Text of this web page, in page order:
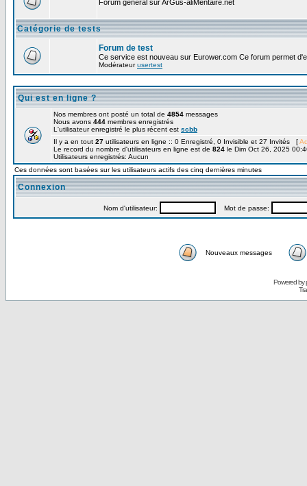
Forum général sur ArGus-aliMentaire.net
Catégorie de tests
Forum de test
Ce service est nouveau sur Eurower.com Ce forum permet
Modérateurusertest
Qui est en ligne ?
Nos membres ont posté un total de 4854 messages
Nous avons 444 membres enregistrés
L'utilisateur enregistré le plus récent est scbb
Il y a en tout 27 utilisateurs en ligne :: 0 Enregistré, 0 Invisible et 27 Invités [
Le record du nombre d'utilisateurs en ligne est de 824 le Dim Oct 26, 2025
Utilisateurs enregistrés: Aucun
Ces données sont basées sur les utilisateurs actifs des cinq dernières minutes
Connexion
Nom d'utilisateur: Mot de passe:
Nouveaux messages
Powered by